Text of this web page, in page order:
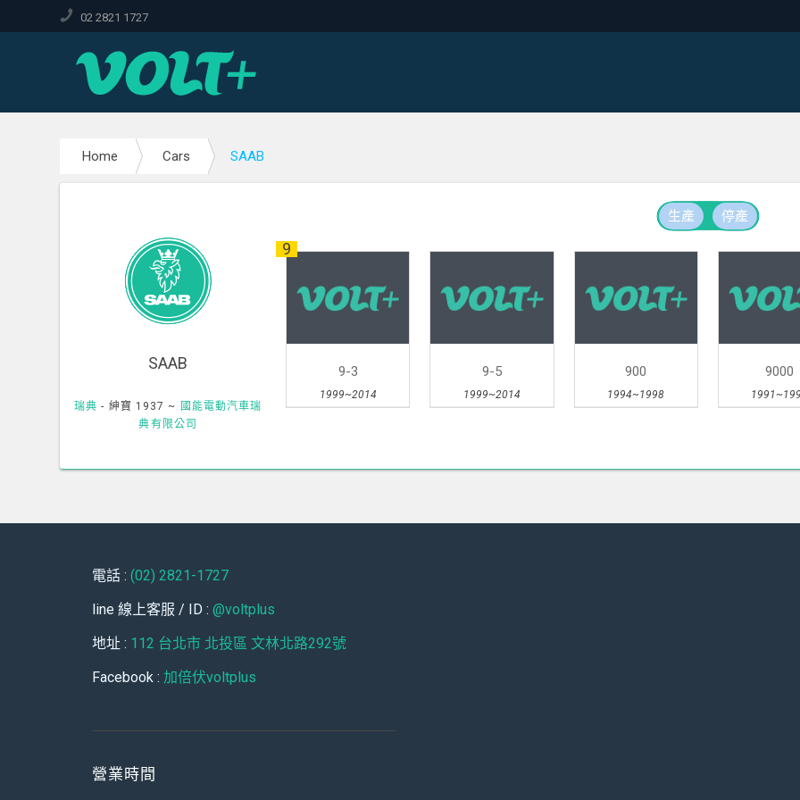
02 2821 1727
Home Cars SAAB
SAAB
瑞典- 紳寶 1937 ~ 國能電動汽車瑞
典有限公司
生產 停產
9
9-3
1999~2014
9-5
1999~2014
900
1994~1998
9000
電話 :(02) 2821-1727
line 線上客服 / ID :@voltplus
地址 : 112 台北市 北投區 文林北路292號
Facebook : 加倍伏voltplus
營業時間